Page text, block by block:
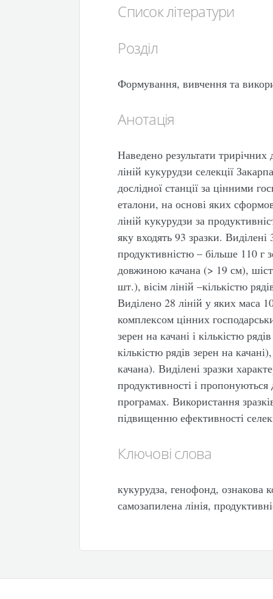
Список літератури
Розділ
Формування, вивчення та
Анотація
Наведено результати
ліній кукурудзи селекції
дослідної станції за цінними
еталони, на основі яких
ліній кукурудзи за
яку входять 93 зразки. Виділені
продуктивністю – більше 110 г
довжиною качана (> 19 см),
шт.), вісім ліній –кількістю
Виділено 28 ліній у яких маса
комплексом цінних
зерен на качані і кількістю
кількістю рядів зерен на
качана). Виділені зразки
продуктивності і
програмах. Використання
підвищенню ефективності
Ключові слова
кукурудза, генофонд, ознакова
самозапилена лінія,